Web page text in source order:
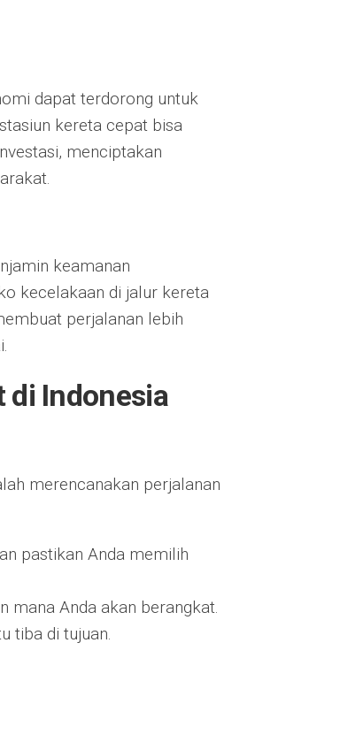
dapat terdorong untuk
kereta cepat bisa
menciptakan
keamanan
kecelakaan di jalur kereta
perjalanan lebih
di Indonesia
merencanakan perjalanan
pastikan Anda memilih
mana Anda akan berangkat.
tiba di tujuan.